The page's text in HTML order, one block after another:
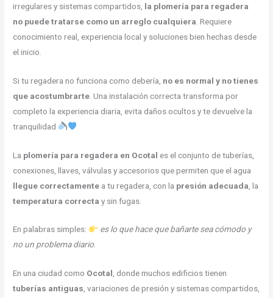
irregulares y sistemas compartidos, la plomería para regadera
no puede tratarse como un arreglo cualquiera . Requiere
conocimiento real, experiencia local y soluciones bien hechas desde
el inicio.
Si tu regadera no funciona como debería, no es normal y no tienes
que acostumbrarte . Una instalación correcta transforma por
completo la experiencia diaria, evita daños ocultos y te devuelve la
tranquilidad
La plomería para regadera en Ocotal es el conjunto de tuberías,
conexiones, llaves, válvulas y accesorios que permiten que el agua
llegue correctamente a tu regadera, con la presión adecuada , la
temperatura correcta y sin fugas.
En palabras simples:
es lo que hace que bañarte sea cómodo y
no un problema diario.
En una ciudad como Ocotal, donde muchos edificios tienen
tuberías antiguas, variaciones de presión y sistemas compartidos,